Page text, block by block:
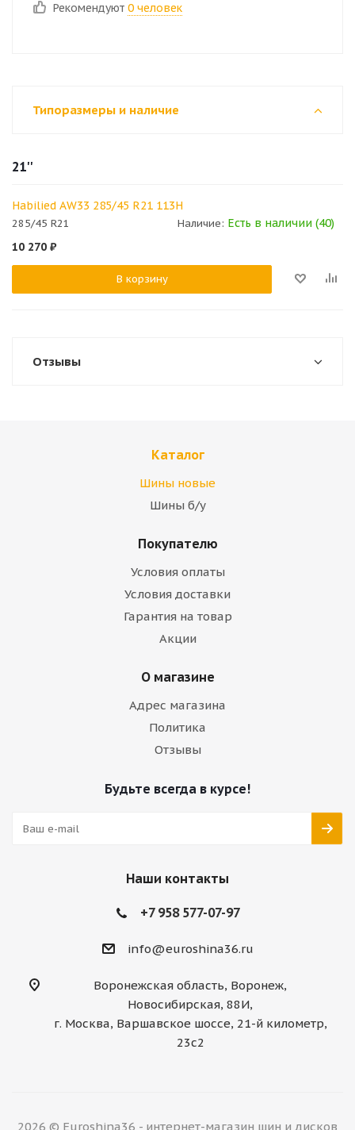
Рекомендуют 0 человек
Типоразмеры и наличие
21''
Habilied AW33 285/45 R21 113H
285/45 R21 Наличие: Есть в наличии (40)
10 270 ₽
В корзину
Отзывы
Каталог
Шины новые
Шины б/у
Покупателю
Условия оплаты
Условия доставки
Гарантия на товар
Акции
О магазине
Адрес магазина
Политика
Отзывы
Будьте всегда в курсе!
Наши контакты
+7 958 577-07-97
info@euroshina36.ru
Воронежская область, Воронеж,
Новосибирская, 88И,
г. Москва, Варшавское шоссе, 21-й километр,
23с2
2026 © Euroshina36 - интернет-магазин шин и дисков